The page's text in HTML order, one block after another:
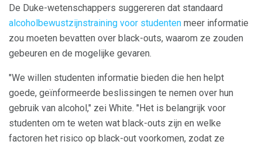
De Duke-wetenschappers suggereren dat standaard
alcoholbewustzijnstraining voor studenten meer informatie
zou moeten bevatten over black-outs, waarom ze zouden
gebeuren en de mogelijke gevaren.
"We willen studenten informatie bieden die hen helpt
goede, geïnformeerde beslissingen te nemen over hun
gebruik van alcohol," zei White. "Het is belangrijk voor
studenten om te weten wat black-outs zijn en welke
factoren het risico op black-out voorkomen, zodat ze